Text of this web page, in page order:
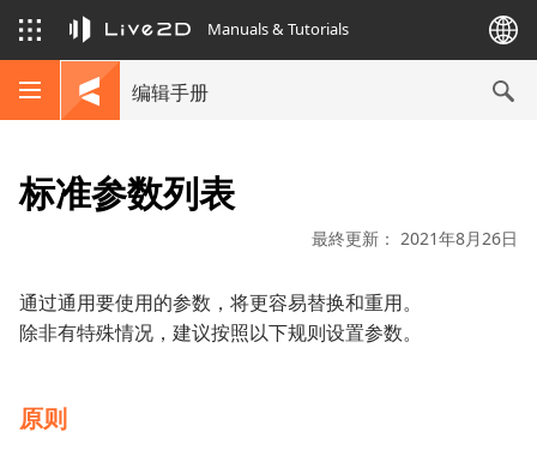
Manuals & Tutorials
编辑手册
标准参数列表
最終更新： 2021年8月26日
通过通用要使用的参数，将更容易替换和重用。
除非有特殊情况，建议按照以下规则设置参数。
原则